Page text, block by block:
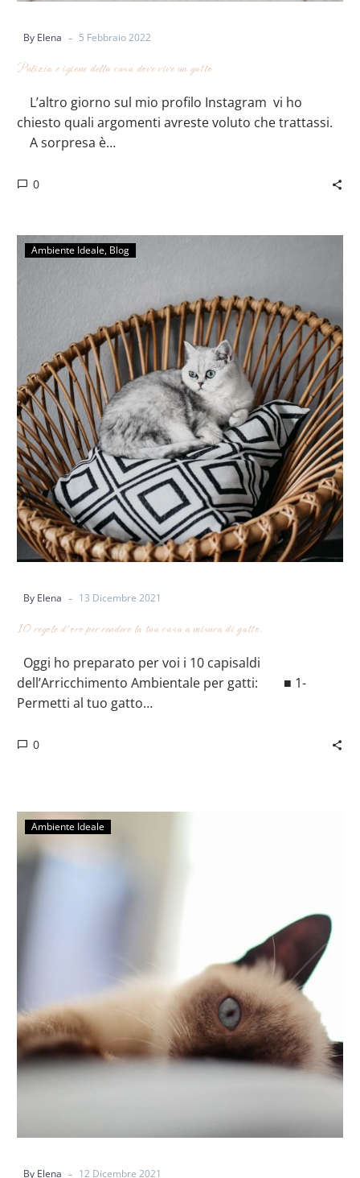
By Elena - 5 Febbraio 2022
Pulizia e igiene della casa dove vive un gatto
⠀ L’altro giorno sul mio profilo Instagram vi ho
chiesto quali argomenti avreste voluto che trattassi.⠀
⠀ A sorpresa è…
0
Ambiente Ideale Blog
By Elena - 13 Dicembre 2021
10 regole d’oro per rendere la tua casa a misura di gatto.
Oggi ho preparato per voi i 10 capisaldi
dell’Arricchimento Ambientale per gatti:⠀ ⠀ ■ 1-
Permetti al tuo gatto…
0
Ambiente Ideale
By Elena - 12 Dicembre 2021